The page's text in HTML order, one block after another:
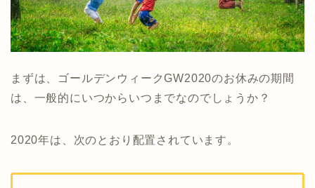
まずは、ゴールデンウィークGW2020のお休みの期間
は、一般的にいつからいつまでなのでしょうか？
2020年は、次のとおり配置されています。